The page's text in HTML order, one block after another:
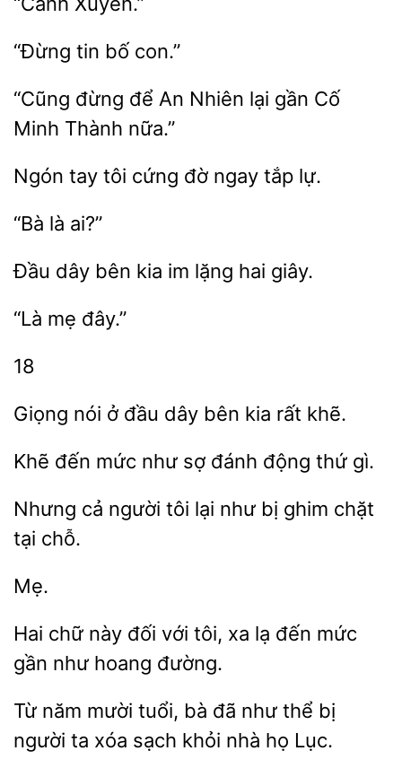
“Đừng
“Cũng đừng
Nhiên lại gần Cố
Thành nữa.”
Ngón tôi ngay tắp lự.
bên kia im lặng giây.
18
Giọng nói ở kia rất khẽ.
đến mức như sợ đánh động
Nhưng cả người lại
bị ghim chặt
tại
Mẹ.
Hai chữ đối với tôi, xa
đến mức
như hoang đường.
năm mười tuổi, bà
như thể bị
người
xóa sạch khỏi nhà họ Lục.